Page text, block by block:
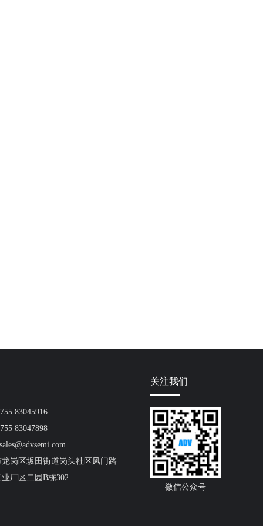
83045916
83047898
岗区坂田街道岗头社区风门路
厂区二园B栋302
关注我们
微信公众号